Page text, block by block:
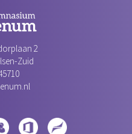
2
Zuid‎